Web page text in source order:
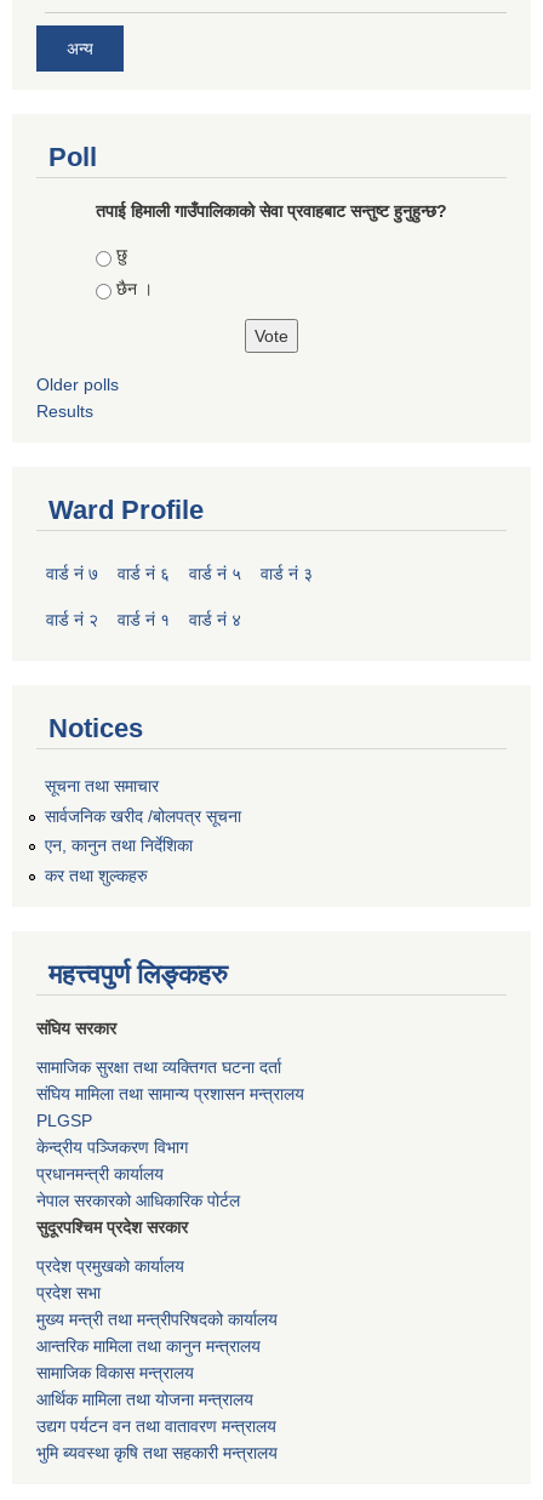
अन्य
Poll
तपाई हिमाली गाउँपालिकाको सेवा प्रवाहबाट सन्तुष्ट हुनुहुन्छ?
Choices
छु
छैन ।
Older polls
Results
Ward Profile
वार्ड नं ७ वार्ड नं ६ वार्ड नं ५ वार्ड नं ३
वार्ड नं २ वार्ड नं १ वार्ड नं ४
Notices
सूचना तथा समाचार
सार्वजनिक खरीद /बोलपत्र सूचना
एन, कानुन तथा निर्देशिका
कर तथा शुल्कहरु
महत्त्वपुर्ण लिङ्कहरु
संघिय सरकार
सामाजिक सुरक्षा तथा व्यक्तिगत घटना दर्ता
संघिय मामिला तथा सामान्य प्रशासन मन्त्रालय
PLGSP
केन्द्रीय पञ्जिकरण विभाग
प्रधानमन्त्री कार्यालय
नेपाल सरकारको आधिकारिक पोर्टल
सुदूरपश्चिम प्रदेश सरकार
प्रदेश प्रमुखको कार्यालय
प्रदेश सभा
मुख्य मन्त्री तथा मन्त्रीपरिषदको कार्यालय
आन्तरिक मामिला तथा कानुन मन्त्रालय
सामाजिक विकास मन्त्रालय
आर्थिक मामिला तथा योजना मन्त्रालय
उद्यग पर्यटन वन तथा वातावरण मन्त्रालय
भुमि ब्यवस्था कृषि तथा सहकारी मन्त्रालय